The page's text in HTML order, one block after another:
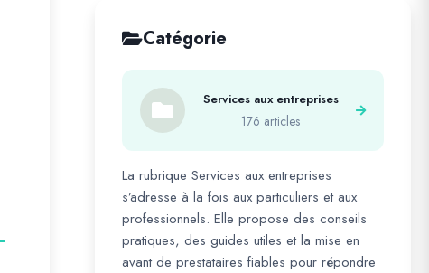
Catégorie
Services aux entreprises
176 articles
La rubrique Services aux entreprises
s’adresse à la fois aux particuliers et aux
professionnels. Elle propose des conseils
pratiques, des guides utiles et la mise en
avant de prestataires fiables pour répondre